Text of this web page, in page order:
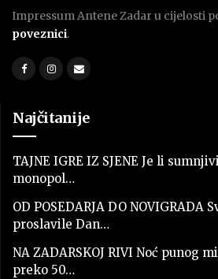
Impressum Antene Zadar u cijelosti
poveznici.
Najčitanije
TAJNE IGRE IZ SJENE Je li
monopol…
OD POSEDARJA DO NOVIGRADA
proslavile Dan…
NA ZADARSKOJ RIVI Noć punog
preko 50…